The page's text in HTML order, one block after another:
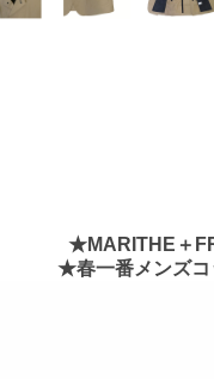
★MARITHE＋
★春一番メンズ